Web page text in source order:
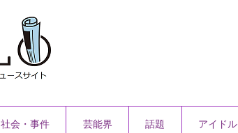
社会・事件 芸能界 話題 アイドル